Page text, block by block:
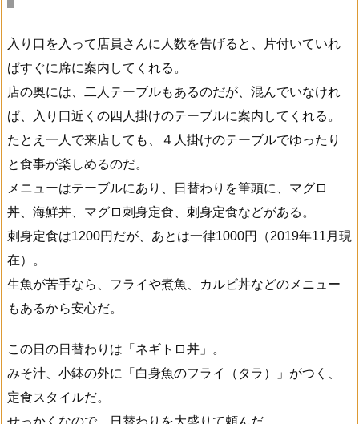
入り口を入って店員さんに人数を告げると、片付いていれ
ばすぐに席に案内してくれる。
店の奥には、二人テーブルもあるのだが、混んでいなけれ
ば、入り口近くの四人掛けのテーブルに案内してくれる。
たとえ一人で来店しても、４人掛けのテーブルでゆったり
と食事が楽しめるのだ。
メニューはテーブルにあり、日替わりを筆頭に、マグロ
丼、海鮮丼、マグロ刺身定食、刺身定食などがある。
刺身定食は1200円だが、あとは一律1000円（2019年11月現
在）。
生魚が苦手なら、フライや煮魚、カルビ丼などのメニュー
もあるから安心だ。
この日の日替わりは「ネギトロ丼」。
みそ汁、小鉢の外に「白身魚のフライ（タラ）」がつく、
定食スタイルだ。
せっかくなので、日替わりを大盛りて頼んだ。